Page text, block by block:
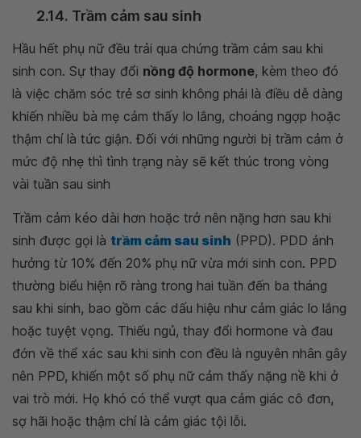
2.14. Trầm cảm sau sinh
Hầu hết phụ nữ đều trải qua chứng trầm cảm sau khi
sinh con. Sự thay đổi nồng độ hormone, kèm theo đó
là việc chăm sóc trẻ sơ sinh không phải là điều dễ dàng
khiến nhiều bà mẹ cảm thấy lo lắng, choáng ngợp hoặc
thậm chí là tức giận. Đối với những người bị trầm cảm ở
mức độ nhẹ thì tình trạng này sẽ kết thúc trong vòng
vài tuần sau sinh
Trầm cảm kéo dài hơn hoặc trở nên nặng hơn sau khi
sinh được gọi là trầm cảm sau sinh (PPD). PDD ảnh
hưởng từ 10% đến 20% phụ nữ vừa mới sinh con. PPD
thường biểu hiện rõ ràng trong hai tuần đến ba tháng
sau khi sinh, bao gồm các dấu hiệu như cảm giác lo lắng
hoặc tuyệt vọng. Thiếu ngủ, thay đổi hormone và đau
đớn về thể xác sau khi sinh con đều là nguyên nhân gây
nên PPD, khiến một số phụ nữ cảm thấy nặng nề khi ở
vai trò mới. Họ khó có thể vượt qua cảm giác cô đơn,
sợ hãi hoặc thậm chí là cảm giác tội lỗi.